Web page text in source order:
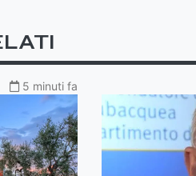
5 minuti fa